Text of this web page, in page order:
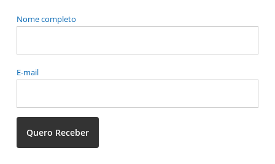
Nome completo
E-mail